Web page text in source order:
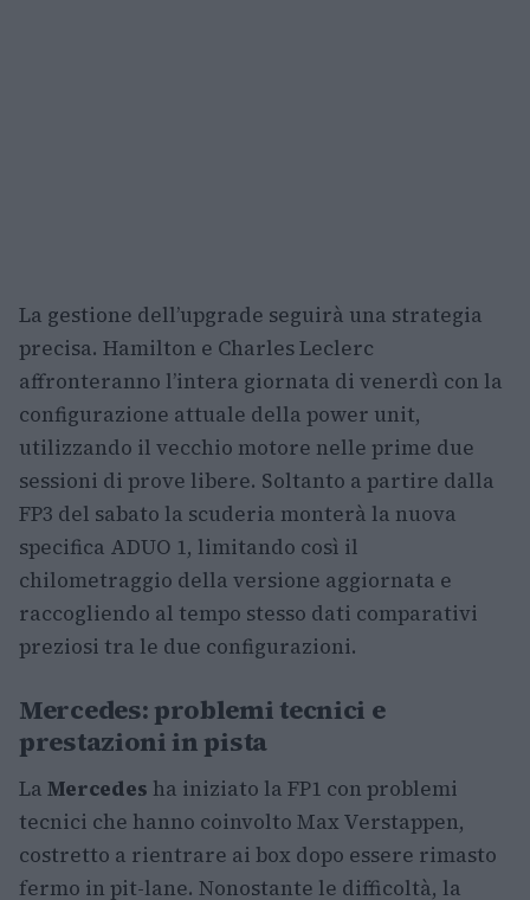
La gestione dell’upgrade seguirà una strategia
precisa. Hamilton e Charles Leclerc
affronteranno l’intera giornata di venerdì con la
configurazione attuale della power unit,
utilizzando il vecchio motore nelle prime due
sessioni di prove libere. Soltanto a partire dalla
FP3 del sabato la scuderia monterà la nuova
specifica ADUO 1, limitando così il
chilometraggio della versione aggiornata e
raccogliendo al tempo stesso dati comparativi
preziosi tra le due configurazioni.
Mercedes: problemi tecnici e
prestazioni in pista
La Mercedes ha iniziato la FP1 con problemi
tecnici che hanno coinvolto Max Verstappen,
costretto a rientrare ai box dopo essere rimasto
fermo in pit-lane. Nonostante le difficoltà, la